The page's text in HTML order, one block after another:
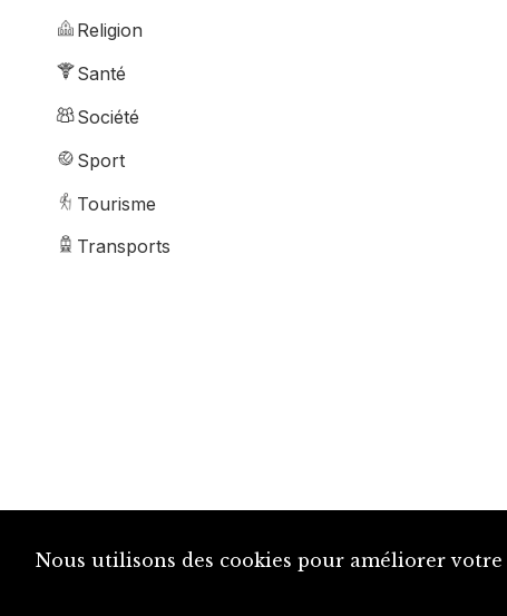
Religion
Santé
Société
Sport
Tourisme
Transports
Nous utilisons des cookies pour améliorer